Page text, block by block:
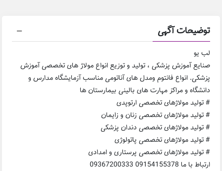
توضیحات آگهی
لب یو
صنایع آموزش پزشکی ، تولید و توزیع انواع مولاژ های تخصصی آموزش
پزشکی. انواع فانتوم ومدل های آناتومی مناسب آزمایشگاه مدارس و
دانشگاه و مراکز مهارت های بالینی بیمارستان ها
# تولید مولاژهای تخصصی ارتوپدی
# تولید مولاژهای تخصصی زنان و زایمان
# تولید مولاژهای تخصصی دندان پزشکی
# تولید مولاژهای تخصصی پاتولوژی
# تولید مولاژهای تخصصی پرستاری و امدادی
ارتباط با ما 09154155378 09367200333